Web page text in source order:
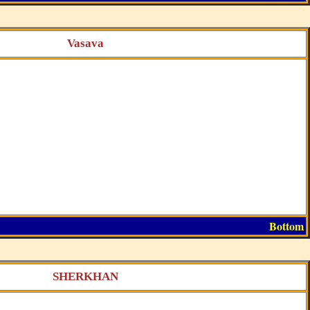
Vasava
Bottom
SHERKHAN